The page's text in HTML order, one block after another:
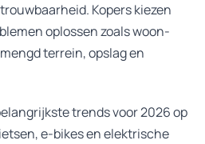
Kopers kiezen
oplossen zoals woon-
terrein, opslag en
trends voor 2026 op
e-bikes en elektrische